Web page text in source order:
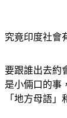
究竟印度社會
要跟誰出去約
是小倆口的事
「地方母語